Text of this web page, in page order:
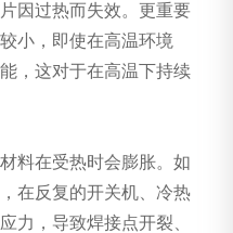
因过热而失效。更重要
小，即使在高温环境
，这对于在高温下持续
料在受热时会膨胀。如
在反复的开关机、冷热
力，导致焊接点开裂、